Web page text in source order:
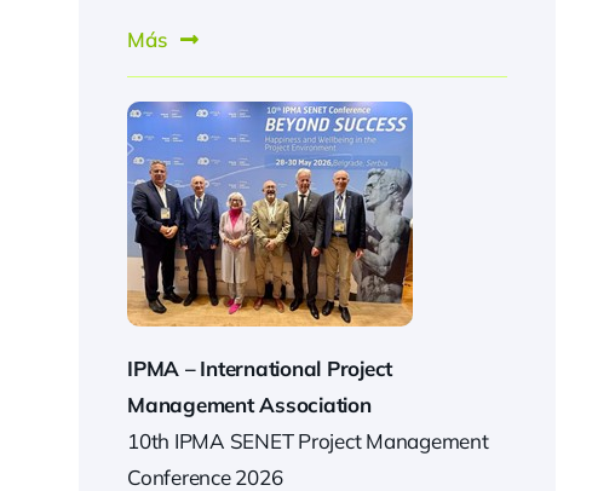
Más
IPMA – International Project
Management Association
10th IPMA SENET Project Management
Conference 2026